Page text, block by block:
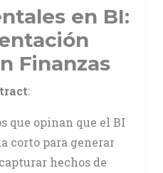
en BI:
Finanzas
:
que opinan que el BI
corto para generar
hechos de